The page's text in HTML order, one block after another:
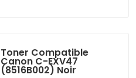
Toner Compatible
Canon C-EXV47
(8516B002) Noir